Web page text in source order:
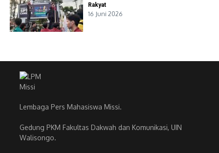
Rakyat
16 Juni 2026
Lembaga Pers Mahasiswa Missi.
Gedung PKM Fakultas Dakwah dan Komunikasi, UIN
Walisongo.